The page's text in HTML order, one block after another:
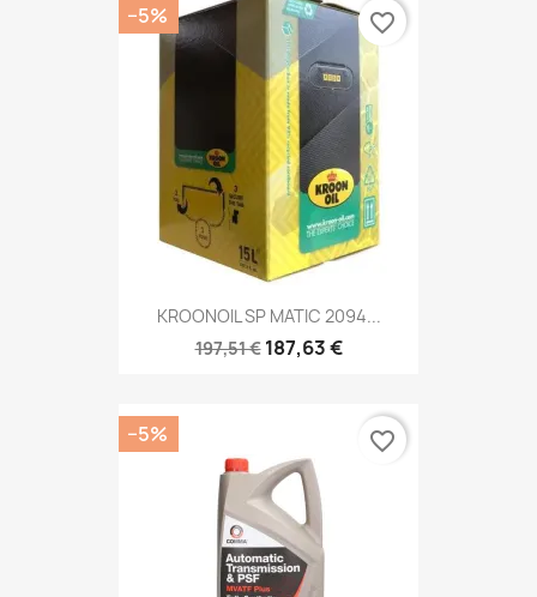
KROONOIL SP MATIC 2094...
197,51 € 187,63 €
−5% favorite_border
−5% favorite_border